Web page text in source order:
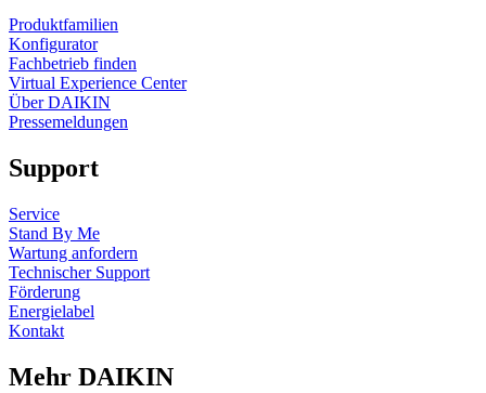
Produktfamilien
Konfigurator
Fachbetrieb finden
Virtual Experience Center
Über DAIKIN
Pressemeldungen
Support
Service
Stand By Me
Wartung anfordern
Technischer Support
Förderung
Energielabel
Kontakt
Mehr DAIKIN